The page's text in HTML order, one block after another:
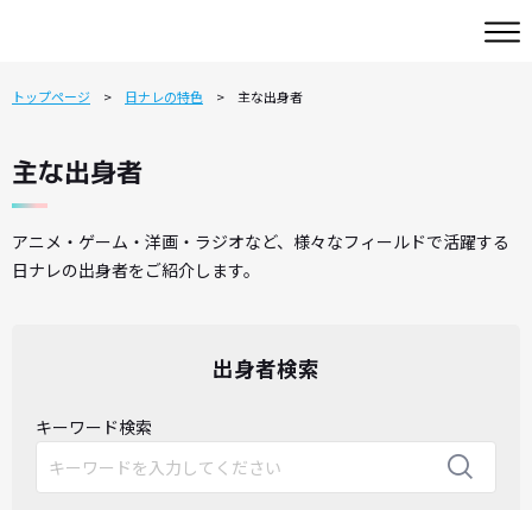
トップページ 日ナレの特色 主な出身者
主な出身者
アニメ・ゲーム・洋画・ラジオなど、様々なフィールドで活躍する
日ナレの出身者をご紹介します。
出身者検索
キーワード検索